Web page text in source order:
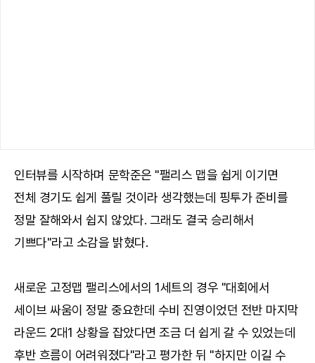
인터뷰를 시작하며 문학준은 "팰리스 맵을 쉽게 이기면
전체 경기도 쉽게 풀릴 것이라 생각했는데 핑투가 준비를
정말 잘해와서 쉽지 않았다. 그래도 결국 승리해서
기쁘다"라고 소감을 밝혔다.
새로운 고정맵 팰리스에서의 1세트의 경우 "대회에서
세이브 싸움이 정말 중요한데 수비 진영이었던 전반 마지막
라운드 2대1 상황을 잡았다면 조금 더 쉽게 갈 수 있었는데
후반 흐름이 어려워졌다"라고 평가한 뒤 "하지만 이길 수